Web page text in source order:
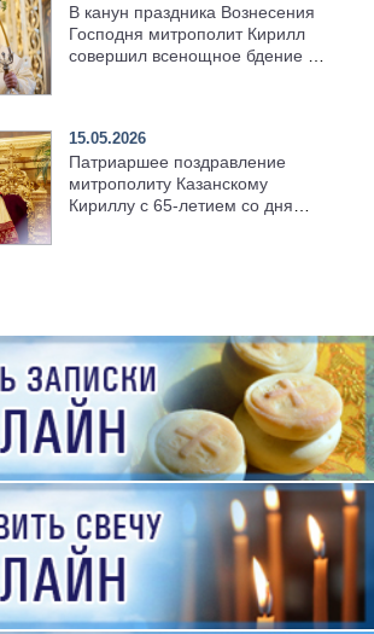
В канун праздника Вознесения
Господня митрополит Кирилл
совершил всенощное бдение в
15.05.2026
Патриаршее поздравление
митрополиту Казанскому
Кириллу с 65-летием со дня